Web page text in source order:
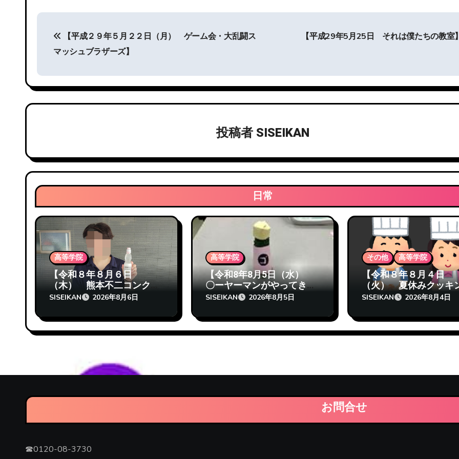
投
ビ
ゲ
ョ
ン
【平成２９年５月２２日（月） ゲーム会・大乱闘ス
マッシュブラザーズ】
【平成29年5月25日 それは僕たちの教室
投稿者 SISEIKAN
日常
高等学院
【令和８年８月６日
（木） 熊本不二コンクリ
ート工業様に職場見学に行
院熊本校】
SISEIKAN 2026年8月6日
高等学院
【令和8年8月5日（水）
〇ーヤーマンがやってき
た！ 志成館高等学院 熊
SISEIKAN 2026年8月5日
その他 高等学院
【令和８年８月４日
（火） 夏休みクッキ
は中止します涙 志成
SISEIKAN 2026年8月4日
お問合せ
☎0120-08-3730